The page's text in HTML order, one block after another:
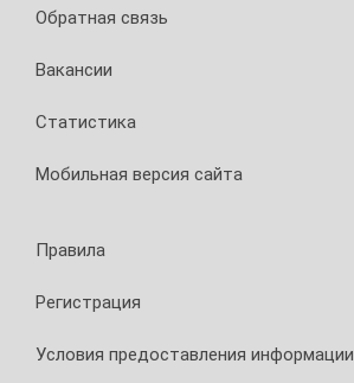
Обратная связь
Вакансии
Статистика
Мобильная версия сайта
Правила
Регистрация
Условия предоставления информации